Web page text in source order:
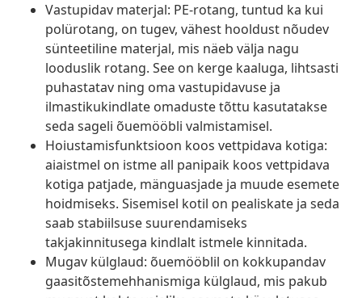
Vastupidav materjal: PE-rotang, tuntud ka kui
polürotang, on tugev, vähest hooldust nõudev
sünteetiline materjal, mis näeb välja nagu
looduslik rotang. See on kerge kaaluga, lihtsasti
puhastatav ning oma vastupidavuse ja
ilmastikukindlate omaduste tõttu kasutatakse
seda sageli õuemööbli valmistamisel.
Hoiustamisfunktsioon koos vettpidava kotiga:
aiaistmel on istme all panipaik koos vettpidava
kotiga patjade, mänguasjade ja muude esemete
hoidmiseks. Sisemisel kotil on pealiskate ja seda
saab stabiilsuse suurendamiseks
takjakinnitusega kindlalt istmele kinnitada.
Mugav külglaud: õuemööblil on kokkupandav
gaasitõstemehhanismiga külglaud, mis pakub